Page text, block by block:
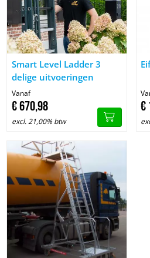
Image Smart Level Ladder 3
Smart Level Ladder 3
delige uitvoeringen
Vanaf
€670,98
excl. 21,00% btw
€